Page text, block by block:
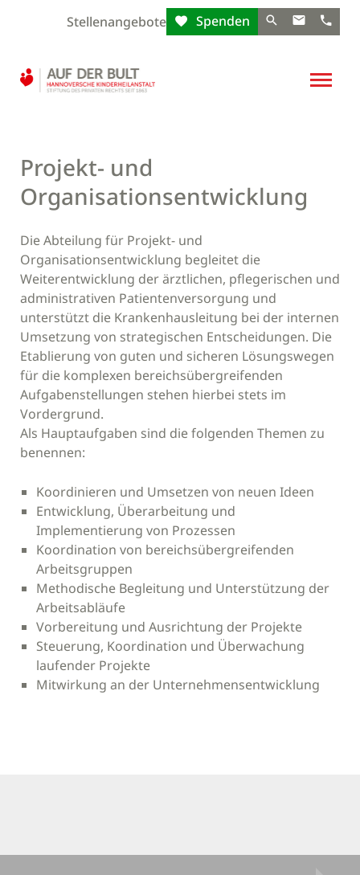
Stellenangebote Spenden
Projekt- und
Organisationsentwicklung
Die Abteilung für Projekt- und
Organisationsentwicklung begleitet die
Weiterentwicklung der ärztlichen, pflegerischen und
administrativen Patientenversorgung und
unterstützt die Krankenhausleitung bei der internen
Umsetzung von strategischen Entscheidungen. Die
Etablierung von guten und sicheren Lösungswegen
für die komplexen bereichsübergreifenden
Aufgabenstellungen stehen hierbei stets im
Vordergrund.
Als Hauptaufgaben sind die folgenden Themen zu
benennen:
Koordinieren und Umsetzen von neuen Ideen
Entwicklung, Überarbeitung und
Implementierung von Prozessen
Koordination von bereichsübergreifenden
Arbeitsgruppen
Methodische Begleitung und Unterstützung der
Arbeitsabläufe
Vorbereitung und Ausrichtung der Projekte
Steuerung, Koordination und Überwachung
laufender Projekte
Mitwirkung an der Unternehmensentwicklung